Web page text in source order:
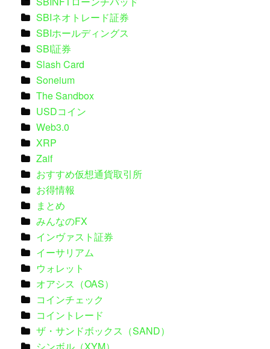
SBIネオトレード証券
SBIホールディングス
SBI証券
Slash Card
Soneium
The Sandbox
USDコイン
Web3.0
XRP
Zaif
おすすめ仮想通貨取引所
お得情報
まとめ
みんなのFX
インヴァスト証券
イーサリアム
ウォレット
オアシス（OAS）
コインチェック
コイントレード
ザ・サンドボックス（SAND）